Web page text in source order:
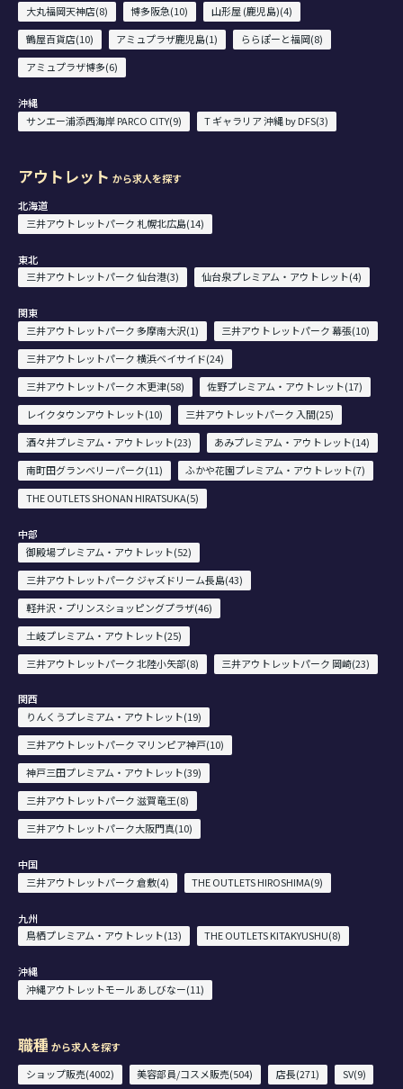
大丸福岡天神店(8)
博多阪急(10)
山形屋 (鹿児島)(4)
鶴屋百貨店(10)
アミュプラザ鹿児島(1)
ららぽーと福岡(8)
アミュプラザ博多(6)
沖縄
サンエー浦添西海岸 PARCO CITY(9)
T ギャラリア 沖縄 by DFS(3)
アウトレット から求人を探す
北海道
三井アウトレットパーク 札幌北広島(14)
東北
三井アウトレットパーク 仙台港(3)
仙台泉プレミアム・アウトレット(4)
関東
三井アウトレットパーク 多摩南大沢(1)
三井アウトレットパーク 幕張(10)
三井アウトレットパーク 横浜ベイサイド(24)
三井アウトレットパーク 木更津(58)
佐野プレミアム・アウトレット(17)
レイクタウンアウトレット(10)
三井アウトレットパーク 入間(25)
酒々井プレミアム・アウトレット(23)
あみプレミアム・アウトレット(14)
南町田グランベリーパーク(11)
ふかや花園プレミアム・アウトレット(7)
THE OUTLETS SHONAN HIRATSUKA(5)
中部
御殿場プレミアム・アウトレット(52)
三井アウトレットパーク ジャズドリーム長島(43)
軽井沢・プリンスショッピングプラザ(46)
土岐プレミアム・アウトレット(25)
三井アウトレットパーク 北陸小矢部(8)
三井アウトレットパーク 岡崎(23)
関西
りんくうプレミアム・アウトレット(19)
三井アウトレットパーク マリンピア神戸(10)
神戸三田プレミアム・アウトレット(39)
三井アウトレットパーク 滋賀竜王(8)
三井アウトレットパーク大阪門真(10)
中国
三井アウトレットパーク 倉敷(4)
THE OUTLETS HIROSHIMA(9)
九州
鳥栖プレミアム・アウトレット(13)
THE OUTLETS KITAKYUSHU(8)
沖縄
沖縄アウトレットモール あしびなー(11)
職種 から求人を探す
ショップ販売(4002)
美容部員/コスメ販売(504) 店長(271)
SV(9)